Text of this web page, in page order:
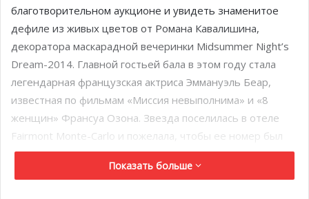
благотворительном аукционе и увидеть знаменитое
дефиле из живых цветов от Романа Кавалишина,
декоратора маскарадной вечеринки Midsummer Night’s
Dream-2014. Главной гостьей бала в этом году стала
легендарная французская актриса Эммануэль Беар,
известная по фильмам «Миссия невыполнима» и «8
женщин» Франсуа Озона. Звезда поселилась в отеле
Fairmont Monte-Carlo и пожелала, чтобы ее номер был
украшен десятками роз. За последние годы бал
посетили многие иностранные знаменитости: Джерри
Показать больше